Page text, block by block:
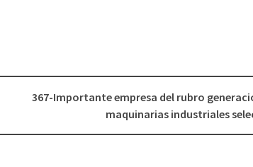
367-Importante empresa del rubro
maquinarias industriales